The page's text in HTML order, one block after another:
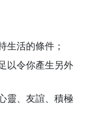
生活的條件；
以令你產生另外
靈、友誼、積極